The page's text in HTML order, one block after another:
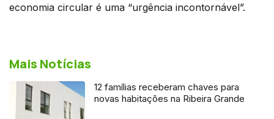
economia circular é uma “urgência incontornável”.
Mais Notícias
12 famílias receberam chaves para
novas habitações na Ribeira Grande